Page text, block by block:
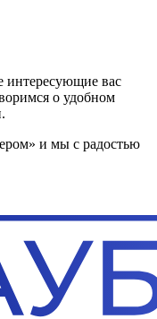
интересующие вас
о удобном
и мы с радостью